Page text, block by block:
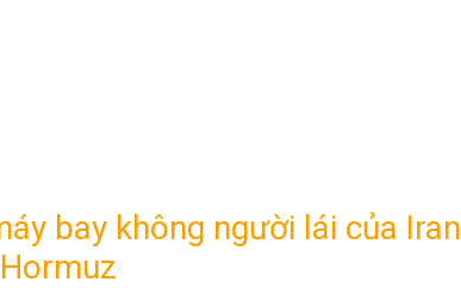
bay không người lái của Iran